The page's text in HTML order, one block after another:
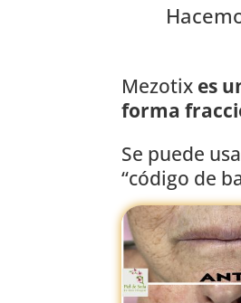
Mezotix es
forma
Se puede
“código de